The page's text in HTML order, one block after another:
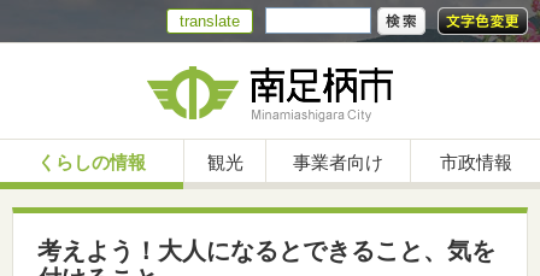
translate
くらしの情報 観光 事業者向け 市政情報
考えよう！大人になるとできること、気を